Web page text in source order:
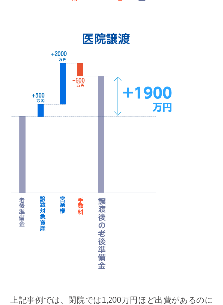
上記事例では、閉院では1,200万円ほど出費があるのに